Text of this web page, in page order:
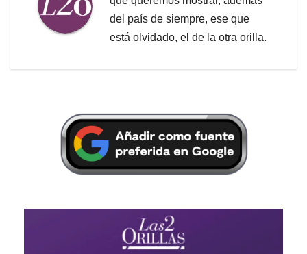
del país de siempre, ese que
está olvidado, el de la otra orilla.